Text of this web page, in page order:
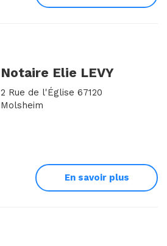
Notaire Elie LEVY
2 Rue de l'Église 67120
Molsheim
En savoir plus